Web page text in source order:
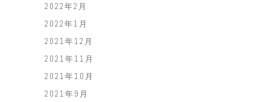
2022年2月
2022年1月
2021年12月
2021年11月
2021年10月
2021年9月